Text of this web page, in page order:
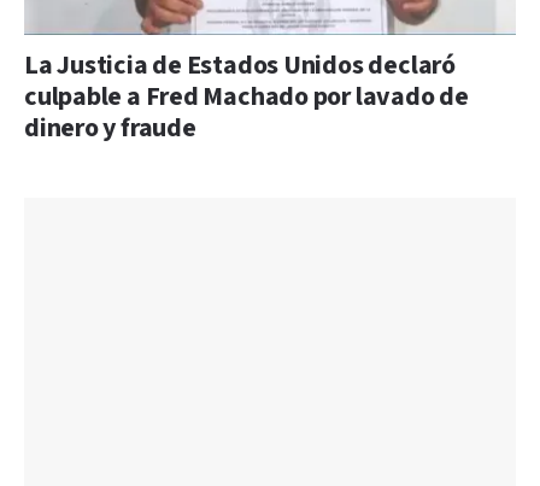
La Justicia de Estados Unidos declaró
culpable a Fred Machado por lavado de
dinero y fraude